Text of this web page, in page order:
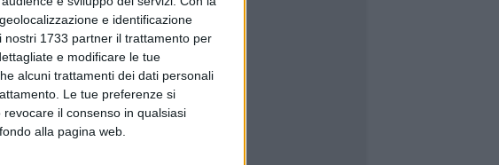
e identificazione
1733 partner il trattamento per
e modificare le tue
alcuni trattamenti dei dati personali
Le tue preferenze si
il consenso in qualsiasi
alla pagina web.
mondo.
l'alba.